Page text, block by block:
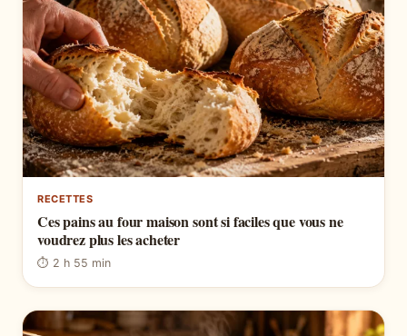
RECETTES
Ces pains au four maison sont si faciles que vous ne
voudrez plus les acheter
⏱ 2 h 55 min